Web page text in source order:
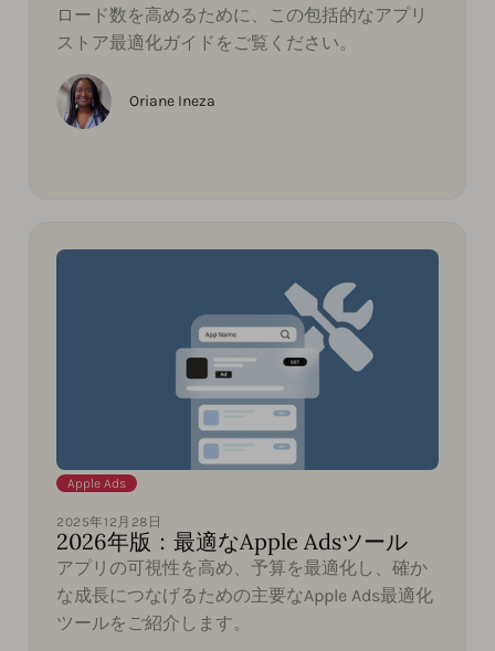
ロード数を高めるために、この包括的なアプリ
ストア最適化ガイドをご覧ください。
Oriane Ineza
Apple Ads
2025年12月28日
2026年版：最適なApple Adsツール
アプリの可視性を高め、予算を最適化し、確か
な成長につなげるための主要なApple Ads最適化
ツールをご紹介します。